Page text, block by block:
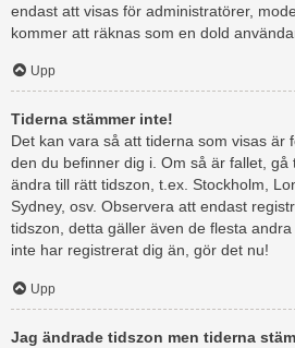
endast att visas för administratörer,
kommer att räknas som en dold
Upp
Tiderna stämmer inte!
Det kan vara så att tiderna som visas är
den du befinner dig i. Om så är fallet, gå
ändra till rätt tidszon, t.ex. Stockholm,
Sydney, osv. Observera att endast
tidszon, detta gäller även de flesta
inte har registrerat dig än, gör det nu!
Upp
Jag ändrade tidszon men tiderna